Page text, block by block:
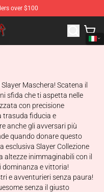
over $100
Merchandise Shop
Maschera! Scatena il
sfida che ti aspetta nelle
con precisione
trasuda fiducia e
anche gli avversari più
quando donare questo
Slayer Collezione
altezze inimmaginabili con il
dominanza e vittoria!
e avventurieri senza paura!
senza il giusto